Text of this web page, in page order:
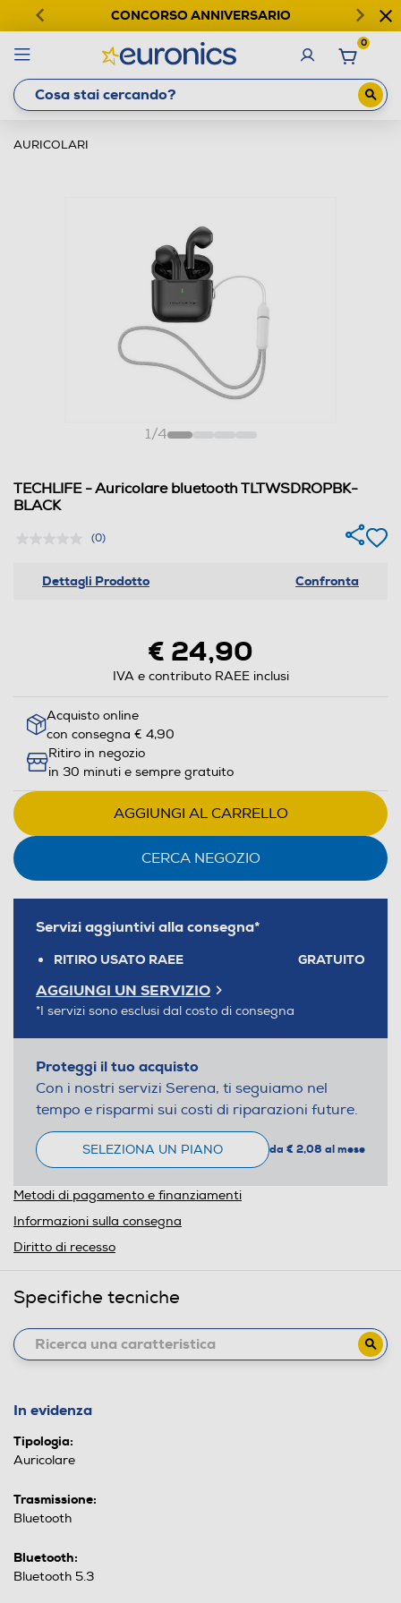
CONCORSO ANNIVERSARIO
0
AURICOLARI
1/4
TECHLIFE - Auricolare bluetooth TLTWSDROPBK-
BLACK
(0)
Dettagli Prodotto Confronta
€ 24,90
IVA e contributo RAEE inclusi
Acquisto online
con consegna € 4,90
Ritiro in negozio
in 30 minuti e sempre gratuito
AGGIUNGI AL CARRELLO
CERCA NEGOZIO
Servizi aggiuntivi alla consegna*
RITIRO USATO RAEE GRATUITO
AGGIUNGI UN SERVIZIO
*I servizi sono esclusi dal costo di consegna
Proteggi il tuo acquisto
Con i nostri servizi Serena, ti seguiamo nel
tempo e risparmi sui costi di riparazioni future.
SELEZIONA UN PIANO da € 2,08 al mese
Metodi di pagamento e finanziamenti
Informazioni sulla consegna
Diritto di recesso
Specifiche tecniche
In evidenza
Tipologia:
Auricolare
Trasmissione:
Bluetooth
Bluetooth:
Bluetooth 5.3